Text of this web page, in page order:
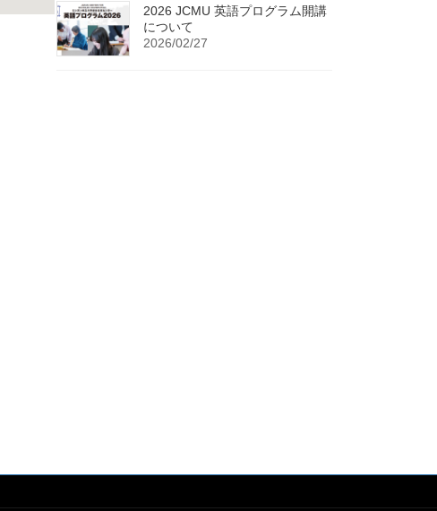
2026 JCMU 英語プログラム開講
について
2026/02/27